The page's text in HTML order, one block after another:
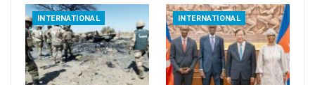
INTERNATIONAL INTERNATIONAL